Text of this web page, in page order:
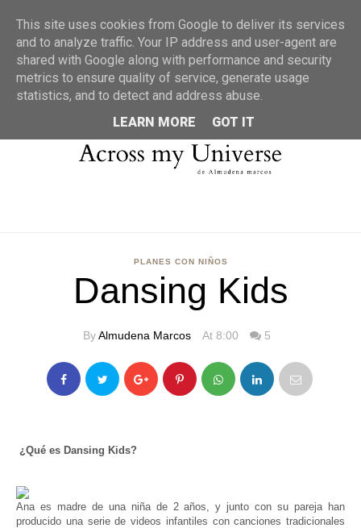
MENU
PLANES CON NIÑOS
Dansing Kids
ByAlmudena Marcos At 8:00 5
¿Qué es Dansing Kids?
Ana es madre de una niña de 2 años, y junto con su pareja han
producido una serie de videos infantiles con canciones tradicionales
This site uses cookies from Google to deliver its services
and to analyze traffic. Your IP address and user-agent are
shared with Google along with performance and security
metrics to ensure quality of service, generate usage
statistics, and to detect and address abuse.
LEARN MORE
GOT IT